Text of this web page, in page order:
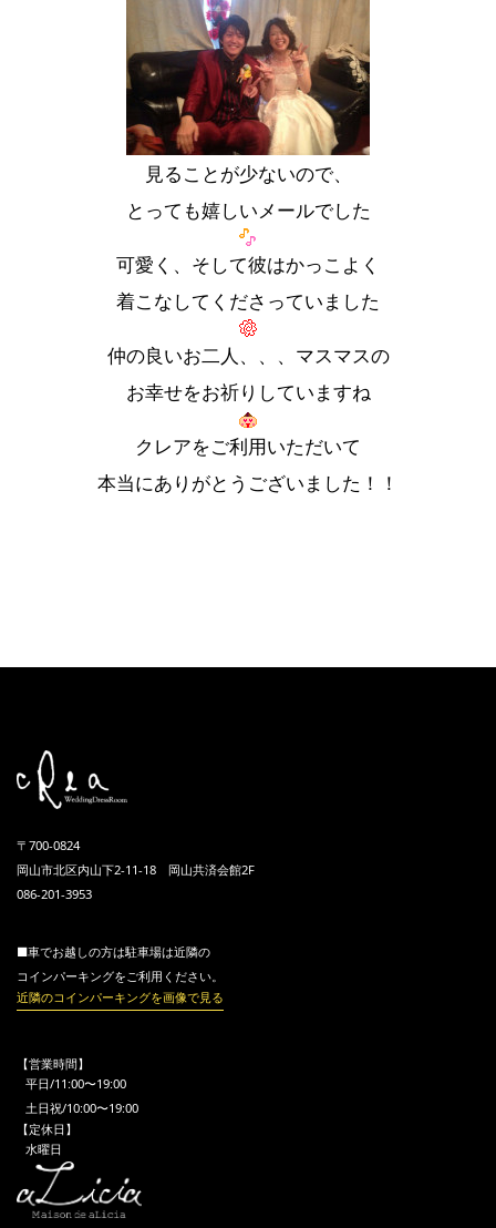
見ることが少ないので、
とっても嬉しいメールでした
可愛く、そして彼はかっこよく
着こなしてくださっていました
仲の良いお二人、、、マスマスの
お幸せをお祈りしていますね
クレアをご利用いただいて
本当にありがとうございました！！
〒700-0824
岡山市北区内山下2-11-18 岡山共済会館2F
086-201-3953
■車でお越しの方は駐車場は近隣の
コインパーキングをご利用ください。
近隣のコインパーキングを画像で見る
【営業時間】
平日/11:00〜19:00
土日祝/10:00〜19:00
【定休日】
水曜日